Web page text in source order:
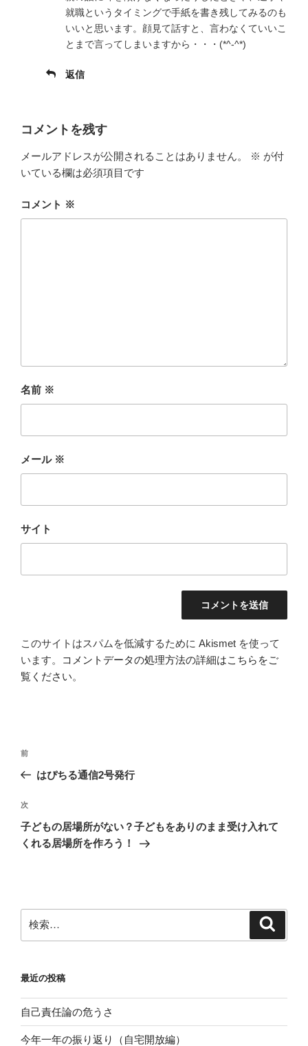
就職というタイミングで手紙を書き残してみるのも
いいと思います。顔見て話すと、言わなくていいこ
とまで言ってしまいますから・・・(*^-^*)
返信
コメントを残す
メールアドレスが公開されることはありません。 ※ が付
いている欄は必須項目です
コメント ※
名前 ※
メール ※
サイト
このサイトはスパムを低減するために Akismet を使って
います。
コメントデータの処理方法の詳細はこちらをご
覧ください。
投
ナ
ビ
ゲ
ー
前
の
稿
前
はぴちる通信2号発行
次
の
投
次
子どもの居場所がない？子どもをありのまま受け入れて
くれる居場所を作ろう！
索:
最近の投稿
自己責任論の危うさ
今年一年の振り返り（自宅開放編）